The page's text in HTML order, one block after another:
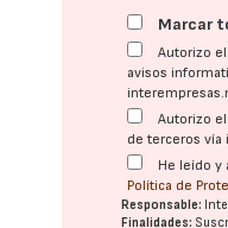
Marcar
Autorizo
avisos
Autorizo
de terceros
He leído
Política de
Responsable:
Finalidades: